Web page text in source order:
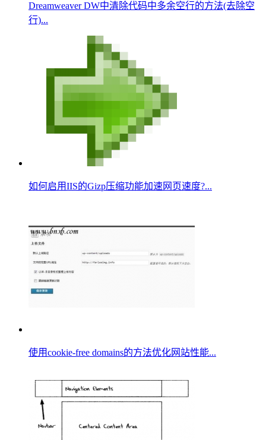
Dreamweaver DW中清除代码中多余空行的方法(去除空
行)...
如何启用IIS的Gizp压缩功能加速网页速度?...
使用cookie-free domains的方法优化网站性能...